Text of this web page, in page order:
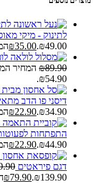
לתינוק - מיקי
₪49.00.
₪35.00
₪89.90 המחיר
₪54.90.
דיסני פו הדב
₪34.90.
₪22.90
התפתחות
₪44.90.
₪22.90
דגם פיראטים
₪139.90.
₪79.90